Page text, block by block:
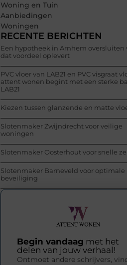
Woning en Tuin
Aanbiedingen
Woningen
RECENTE BERICHTEN
Een hypotheek in Arnhem oversluiten
dat voordeel oplevert
PVC vloer van LAB21 en PVC visgraat
attent wonen begint met een sterke
LAB21
Kiezen tussen glanzende en matte
Slotenmaker Zwijndrecht voor veilige
woningen
Slotenmaker Oosterhout voor snelle
Slotenmaker Barneveld voor optimale
beveiliging
Begin vandaag met het
delen van jouw verhaal!
Ontmoet andere schrijvers,